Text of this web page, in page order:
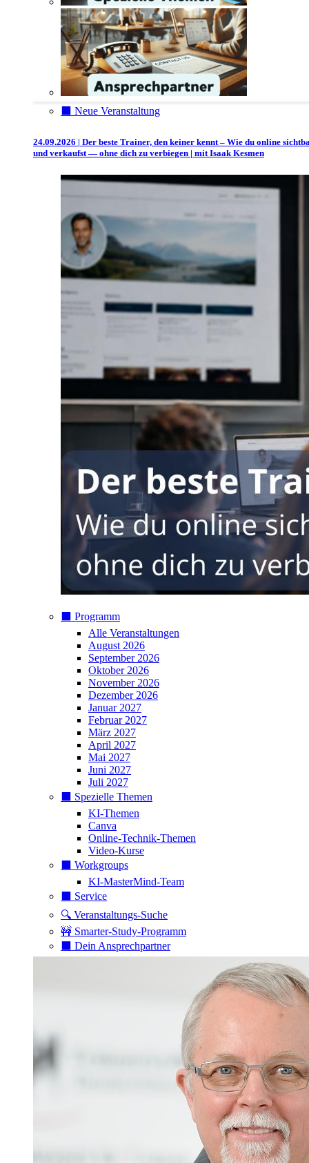
⬛️ Neue Veranstaltung
24.09.2026 | Der beste Trainer, den keiner kennt – Wie du online
und verkaufst — ohne dich zu verbiegen | mit Isaak Kesmen
⬛️ Programm
Alle Veranstaltungen
August 2026
September 2026
Oktober 2026
November 2026
Dezember 2026
Januar 2027
Februar 2027
März 2027
April 2027
Mai 2027
Juni 2027
Juli 2027
⬛️ Spezielle Themen
KI-Themen
Canva
Online-Technik-Themen
Video-Kurse
⬛️ Workgroups
KI-MasterMind-Team
⬛️ Service
🔍 Veranstaltungs-Suche
🚧 Smarter-Study-Programm
⬛️ Dein Ansprechpartner